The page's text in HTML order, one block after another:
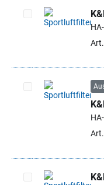
Artikel auswählen
Artikel auswählen